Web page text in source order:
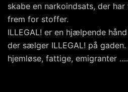
skabe en narkoindsats, der
frem for stoffer.
ILLEGAL! er en hjælpende
der sælger ILLEGAL! på
hjemløse, fattige, emigranter ….